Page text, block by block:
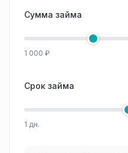
Сумма займа
1 000 ₽
Срок займа
1 дн.